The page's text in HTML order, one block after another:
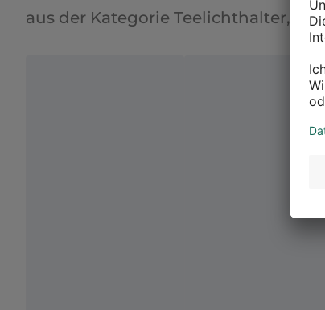
aus der Kategorie Teelichthalter,